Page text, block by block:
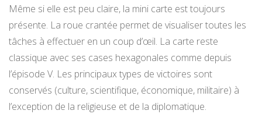
Même si elle est peu claire, la mini carte est toujours
présente. La roue crantée permet de visualiser toutes les
tâches à effectuer en un coup d’œil. La carte reste
classique avec ses cases hexagonales comme depuis
l’épisode V. Les principaux types de victoires sont
conservés (culture, scientifique, économique, militaire) à
l’exception de la religieuse et de la diplomatique.